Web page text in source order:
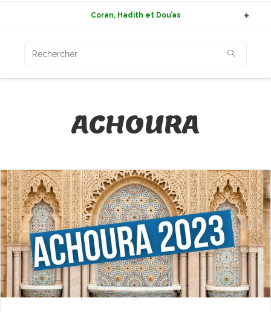
Coran, Hadith et Dou’as
ACHOURA